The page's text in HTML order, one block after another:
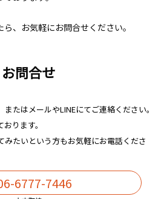
、お気軽にお問合せください。
お問合せ
たはメールやLINEにてご連絡ください。
ります。
みたいという方もお気軽にお電話くださ
6777-7446